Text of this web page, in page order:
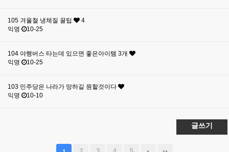
105 겨울철 냉체질 꿀팁
4
익명
10-25
104 야행버스 타는데 있으면 좋은아이템 3개
익명
10-25
103 민주당은 나라가 망하길 원할것이다
익명
10-10
글쓰기